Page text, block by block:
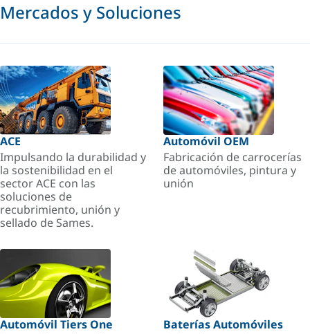
Mercados y Soluciones
ACE
Impulsando la durabilidad y
la sostenibilidad en el
sector ACE con las
soluciones de
recubrimiento, unión y
sellado de Sames.
Automóvil OEM
Fabricación de carrocerías
de automóviles, pintura y
unión
Automóvil Tiers One
Baterías Automóviles